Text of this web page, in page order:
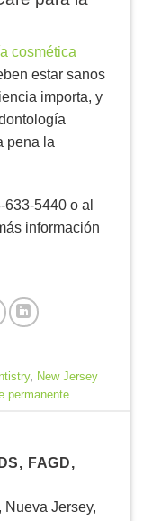
cosmética
estar sanos
importa, y
pena la
5440 o al
información
, New Jersey
permanente
FAGD,
Nueva Jersey,